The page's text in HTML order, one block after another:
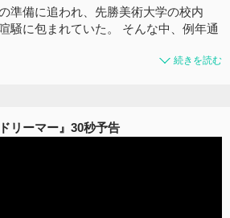
準備に追われ、先勝美術大学の校内
騒に包まれていた。 そんな中、例年通
続きを読む
リーマー』30秒予告